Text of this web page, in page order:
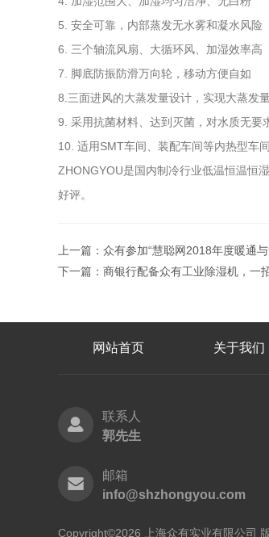
5. 安全可靠，内部蒸发无水雾和凝水风险
6. 三个轴流风扇、大循环风、加湿效率高
7. 脚底防振防滑万向轮，移动方便自如
8.三面进风的大蒸发量设计，实现大蒸发
9. 采用抗菌材料、达到灭菌，对水质无要
10. 适用SMT车间、装配车间等内热型车
ZHONGYOU是国内制冷行业低温恒温恒
好评。
上一篇： 众有参加“慧聪网2018年度暖通
下一篇： 商银行配备众有工业除湿机，一
网站首页 关于我们
联系人
郭先生
邮箱
info@shzhongyou.com
Copyright©2026 上海众有实业有限公司